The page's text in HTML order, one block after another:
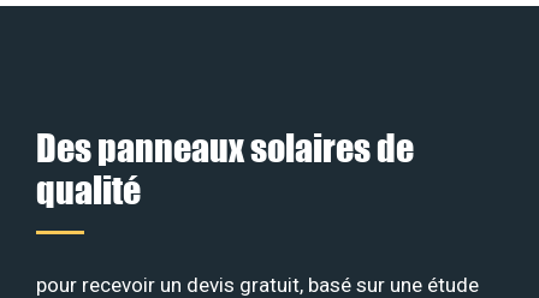
Des panneaux solaires de
qualité
pour recevoir un devis gratuit, basé sur une étude